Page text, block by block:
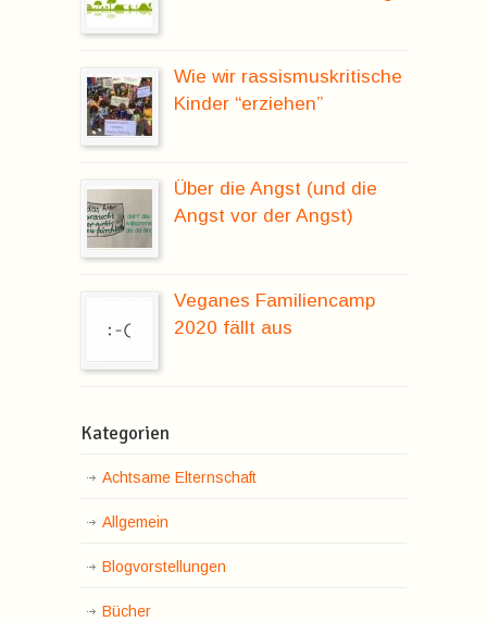
Wie wir rassismuskritische
Kinder “erziehen”
Über die Angst (und die
Angst vor der Angst)
Veganes Familiencamp
2020 fällt aus
Kategorien
Achtsame Elternschaft
Allgemein
Blogvorstellungen
Bücher